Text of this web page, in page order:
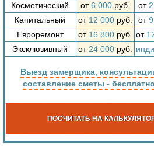
Косметический от6 000руб. от
Капитальный
от 12 000руб. от
Евроремонт
от 16 800руб. от
Эксклюзивный
от 24 000руб.
Выезд замерщика,
составление сметы - бесплатно
ПОСЧИТАТЬ НА